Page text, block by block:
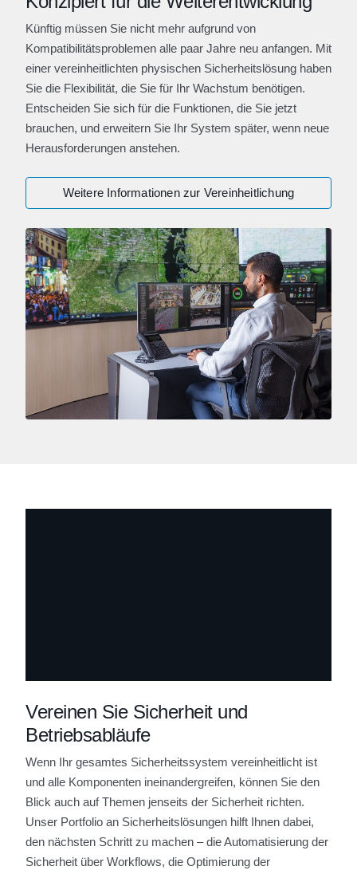
Künftig müssen Sie nicht mehr aufgrund von
Kompatibilitätsproblemen alle paar Jahre neu anfangen. Mit
einer vereinheitlichten physischen Sicherheitslösung haben
Sie die Flexibilität, die Sie für Ihr Wachstum benötigen.
Entscheiden Sie sich für die Funktionen, die Sie jetzt
brauchen, und erweitern Sie Ihr System später, wenn neue
Herausforderungen anstehen.
Weitere Informationen zur Vereinheitlichung
Vereinen Sie Sicherheit und
Betriebsabläufe
Wenn Ihr gesamtes Sicherheitssystem vereinheitlicht ist
und alle Komponenten ineinandergreifen, können Sie den
Blick auch auf Themen jenseits der Sicherheit richten.
Unser Portfolio an Sicherheitslösungen hilft Ihnen dabei,
den nächsten Schritt zu machen – die Automatisierung der
Sicherheit über Workflows, die Optimierung der